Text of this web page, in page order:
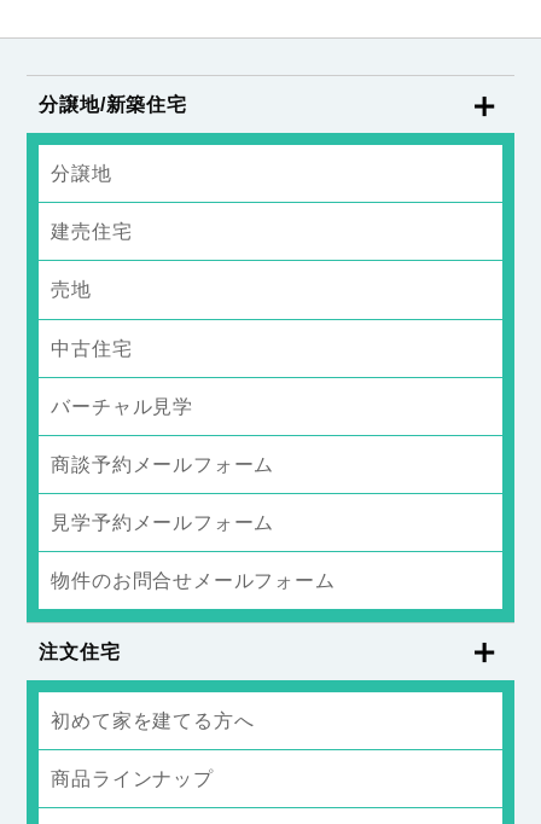
分譲地/新築住宅
分譲地
建売住宅
売地
中古住宅
バーチャル見学
商談予約メールフォーム
見学予約メールフォーム
物件のお問合せメールフォーム
注文住宅
初めて家を建てる方へ
商品ラインナップ